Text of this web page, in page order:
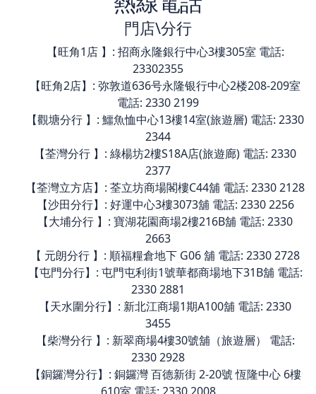
門店\分行
【旺角1店 】: 招商永隆銀行中心3樓305室 電話:
23302355
【旺角2店】: 弥敦道636号永隆银行中心2楼208-209室
電話: 2330 2199
【觀塘分行 】: 鱷魚恤中心13樓14室(旅遊層) 電話: 2330
2344
【荃灣分行 】: 綠楊坊2樓S18A店(旅遊廊) 電話: 2330
2377
【荃灣立方店】: 荃立坊商場閣樓C44舖 電話: 2330 2128
【沙田分行】: 好運中心3樓3073舖 電話: 2330 2256
【大埔分行 】: 寶湖花園商場2樓216B舖 電話: 2330
2663
【 元朗分行 】: 順福糧倉地下 G06 舖 電話: 2330 2728
【屯門分行】: 屯門屯利街1號華都商場地下31B舖 電話:
2330 2881
【天水圍分行】: 新北江商場1期A100舖 電話: 2330
3455
【柴灣分行 】: 新翠商場4樓30號舖（旅遊層） 電話:
2330 2928
【銅鑼灣分行】: 銅鑼灣 百德新街 2-20號 恆隆中心 6樓